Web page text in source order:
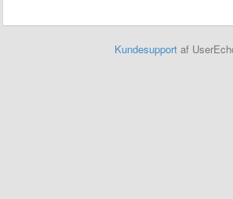
Kundesupport af